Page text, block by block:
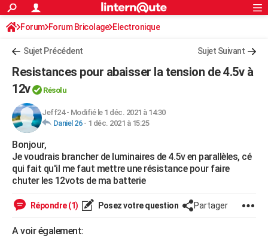
ACTUALITÉS
Politique
Société
Faits Divers
Education
Monde
Villes
+
Programme TV
TNTStreaming
Cinéma
Sorties cinéma
Musique
+FINANCE
Retraite
Impôts
Epargne
Immobilier
Risques naturels par ville
Banque
Assurance
Crédit
AUTO
Essais
Réserver un essai
Citadines
Berlines
SUV
Forum auto
HIGH-TECH
Mobiles
Meilleur smartphone
Internet
Ordinateurs
Jeux vidéo
Guide high-tech
+BRICOLAGE
Forum
Aménagement intérieur
Extérieur
Cuisine
Salle de bains
Jardinage
Rangement
WEEK-END
Guides de France
Escapades
Patrimoine
Expositions
Musées
Week-end nature
LIFESTYLE
Art de vivre
Bien-être
Loisirs
Mode
Modes de vie
SANTE
S'inscrire
Connexion
Forum Forum Bricolage Electronique
Sujet Précédent Sujet Suivant
Resistances pour abaisser la tension de 4.5v à
12v
Résolu
Jeff24- Modifié le 1 déc. 2021 à 14:30
Daniel 26- 1 déc. 2021 à 15:25
Bonjour,
Je voudrais brancher de luminaires de 4.5v en parallèles, cé
qui fait qu'il me faut mettre une résistance pour faire
chuter les 12vots de ma batterie
Répondre (1) Posez votre question Partager
A voir également: